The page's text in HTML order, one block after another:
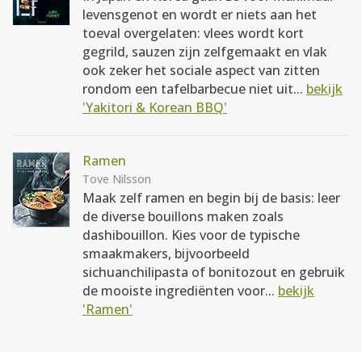
levensgenot en wordt er niets aan het
toeval overgelaten: vlees wordt kort
gegrild, sauzen zijn zelfgemaakt en vlak
ook zeker het sociale aspect van zitten
rondom een tafelbarbecue niet uit... bekijk
'Yakitori & Korean BBQ'
Ramen
Tove Nilsson
Maak zelf ramen en begin bij de basis: leer
de diverse bouillons maken zoals
dashibouillon. Kies voor de typische
smaakmakers, bijvoorbeeld
sichuanchilipasta of bonitozout en gebruik
de mooiste ingrediënten voor... bekijk
'Ramen'